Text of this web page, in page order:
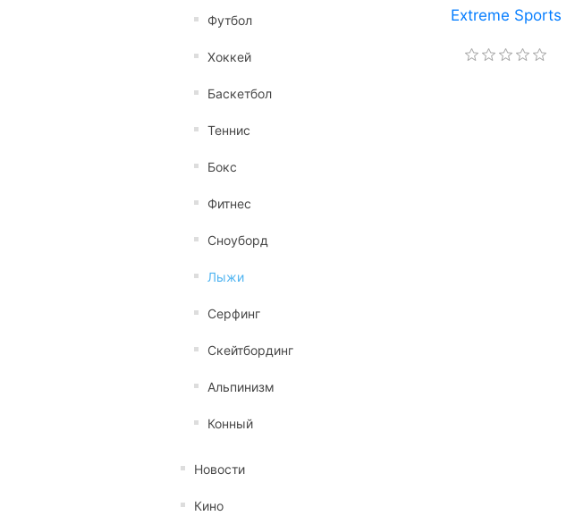
Футбол
Хоккей
Баскетбол
Теннис
Бокс
Фитнес
Сноуборд
Лыжи
Серфинг
Скейтбординг
Альпинизм
Конный
Новости
Кино
Extreme Sports